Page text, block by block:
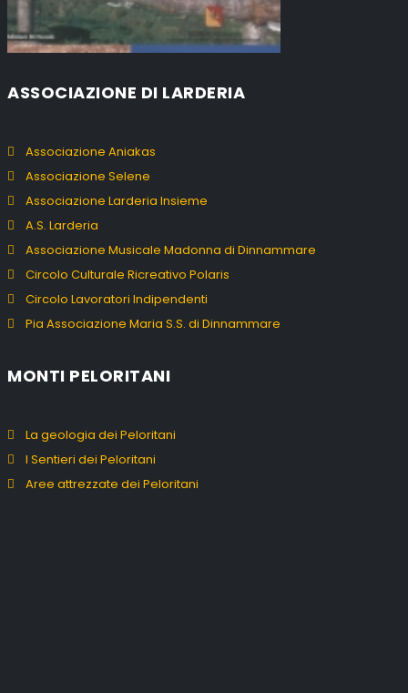
ASSOCIAZIONE DI LARDERIA
Associazione Aniakas
Associazione Selene
Associazione Larderia Insieme
A.S. Larderia
Associazione Musicale Madonna di Dinnammare
Circolo Culturale Ricreativo Polaris
Circolo Lavoratori Indipendenti
Pia Associazione Maria S.S. di Dinnammare
MONTI PELORITANI
La geologia dei Peloritani
I Sentieri dei Peloritani
Aree attrezzate dei Peloritani